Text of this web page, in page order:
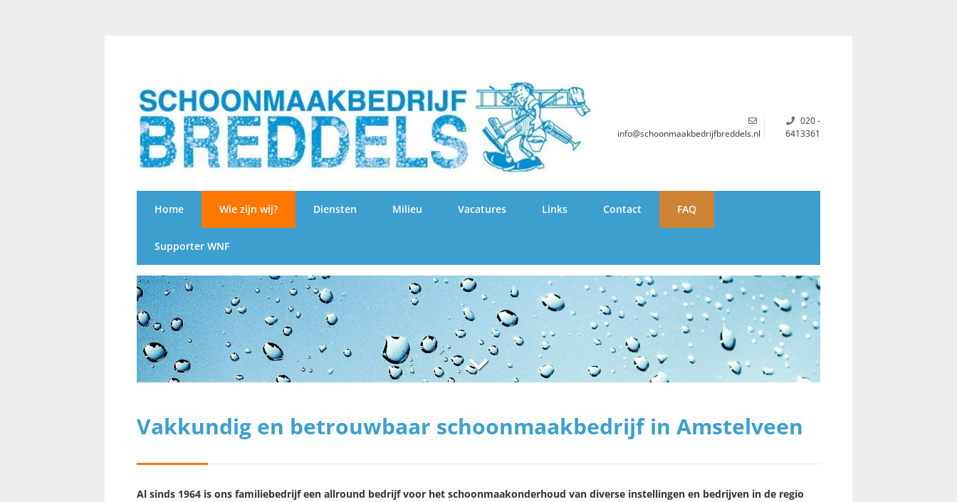
info@schoonmaakbedrijfbreddels.nl
020 -
6413361
Home Wie zijn wij? Diensten Milieu Vacatures Links Contact FAQ
Supporter WNF
Vakkundig en betrouwbaar schoonmaakbedrijf in Amstelveen
Al sinds 1964 is ons familiebedrijf een allround bedrijf voor het schoonmaakonderhoud van diverse instellingen en bedrijven in de regio